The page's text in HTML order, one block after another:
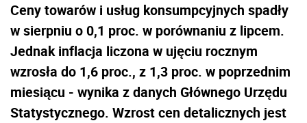
Ceny towarów i usług konsumpcyjnych spadły
w sierpniu o 0,1 proc. w porównaniu z lipcem.
Jednak inflacja liczona w ujęciu rocznym
wzrosła do 1,6 proc., z 1,3 proc. w poprzednim
miesiącu - wynika z danych Głównego Urzędu
Statystycznego. Wzrost cen detalicznych jest